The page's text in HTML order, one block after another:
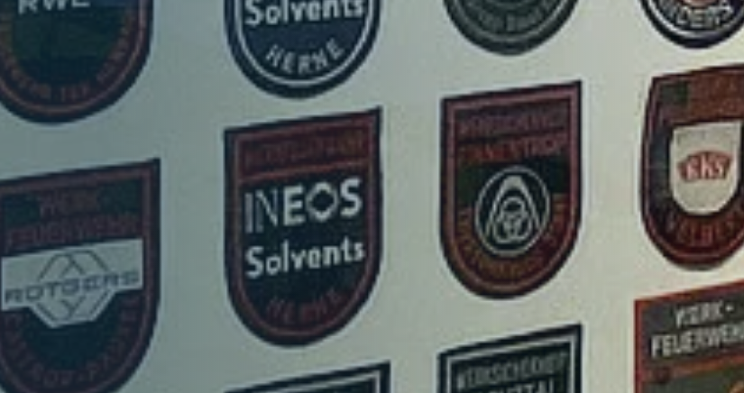
Jugendfeuerwehr
Struktur
Mitglieder
Organe
Geschäftsstelle
Satzung
Förderer und Partner
Kinderfeuerwehr
Jugendfeuerwehr